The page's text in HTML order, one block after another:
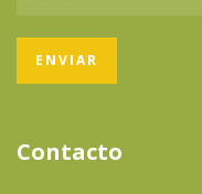
Contacto